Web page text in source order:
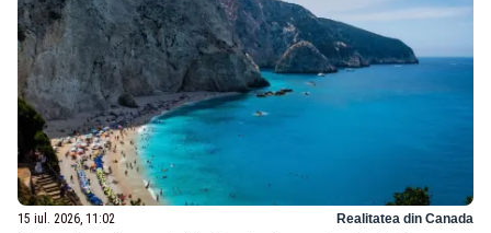
15 iul. 2026, 11:02 Realitatea din Canada